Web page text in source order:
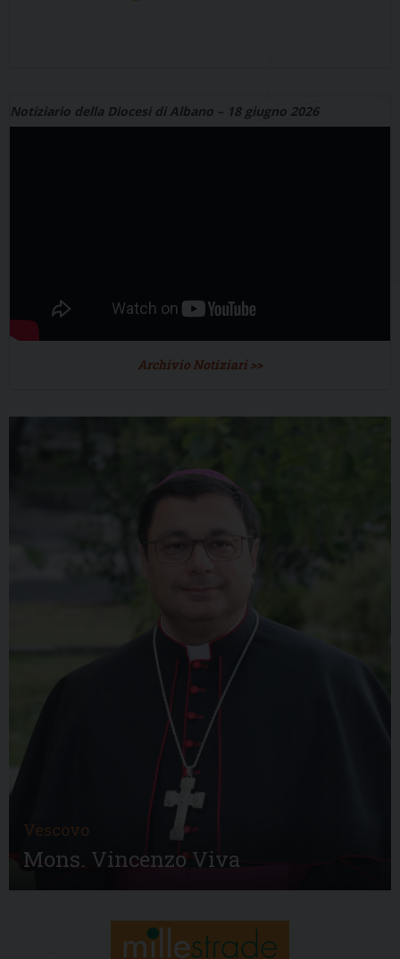
Notiziario della Diocesi di Albano – 18 giugno 2026
Archivio Notiziari >>
Vescovo
Mons. Vincenzo Viva